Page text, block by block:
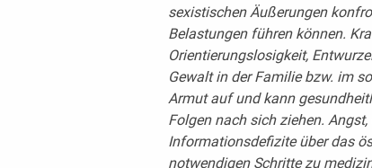
sexistischen Äußerungen
Belastungen führen können.
Orientierungslosigkeit,
Gewalt in der Familie bzw. im
Armut auf und kann
Folgen nach sich ziehen.
Informationsdefizite über das
notwendigen Schritte zu